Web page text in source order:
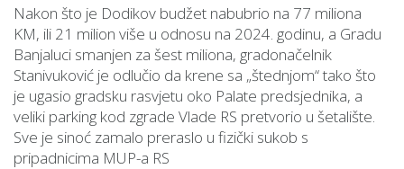
Nakon što je Dodikov budžet nabubrio na 77 miliona
KM, ili 21 milion više u odnosu na 2024. godinu, a Gradu
Banjaluci smanjen za šest miliona, gradonačelnik
Stanivuković je odlučio da krene sa „štednjom“ tako što
je ugasio gradsku rasvjetu oko Palate predsjednika, a
veliki parking kod zgrade Vlade RS pretvorio u šetalište.
Sve je sinoć zamalo preraslo u fizički sukob s
pripadnicima MUP-a RS